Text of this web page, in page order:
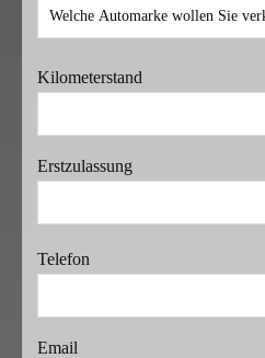
Kilometerstand
Erstzulassung
Telefon
Email